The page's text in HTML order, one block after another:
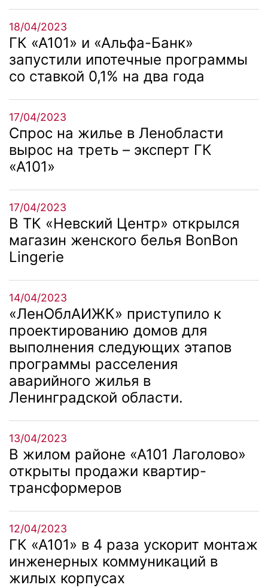
18/04/2023
ГК «А101» и «Альфа-Банк»
запустили ипотечные программы
со ставкой 0,1% на два года
17/04/2023
Спрос на жилье в Ленобласти
вырос на треть – эксперт ГК
«А101»
17/04/2023
В ТК «Невский Центр» открылся
магазин женского белья BonBon
Lingerie
14/04/2023
«ЛенОблАИЖК» приступило к
проектированию домов для
выполнения следующих этапов
программы расселения
аварийного жилья в
Ленинградской области.
13/04/2023
В жилом районе «А101 Лаголово»
открыты продажи квартир-
трансформеров
12/04/2023
ГК «А101» в 4 раза ускорит монтаж
инженерных коммуникаций в
жилых корпусах